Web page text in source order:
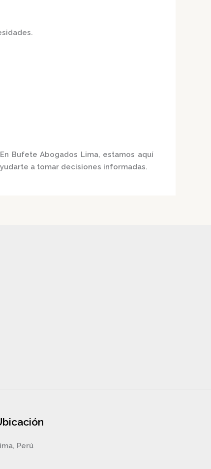
Bufete Abogados Lima, estamos aquí
a tomar decisiones informadas.
Perú